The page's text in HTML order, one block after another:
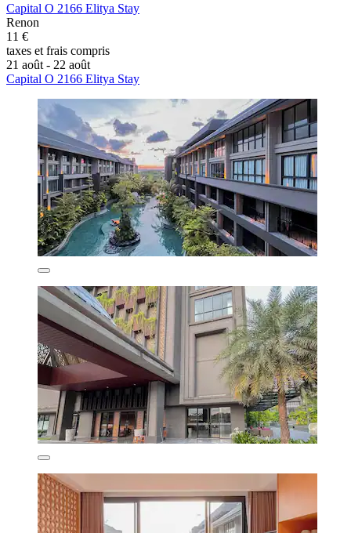
Capital O 2166 Elitya Stay
Renon
11 €
taxes et frais compris
21 août - 22 août
Capital O 2166 Elitya Stay